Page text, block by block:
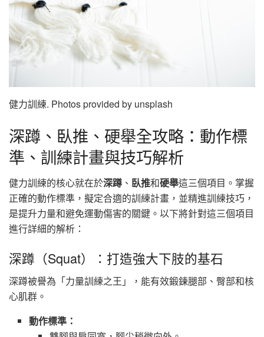
健力訓練. Photos provided by unsplash
深蹲、臥推、硬舉全攻略：動作標
準、訓練計畫與技巧解析
健力訓練的核心就在於深蹲 、 臥推和硬舉這三個項目。掌握
正確的動作標準，擬定合適的訓練計畫，並精進訓練技巧，
是提升力量和避免運動傷害的關鍵。以下將針對這三個項目
進行詳細的解析：
深蹲（Squat）：打造強大下肢的基石
深蹲被譽為「力量訓練之王」，能有效鍛鍊腿部、臀部和核
心肌群。
動作標準：